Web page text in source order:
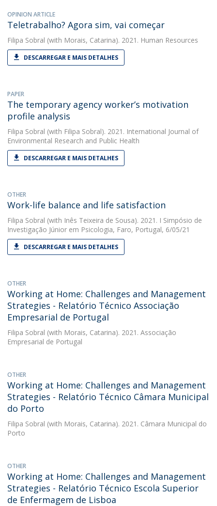
OPINION ARTICLE
Teletrabalho? Agora sim, vai começar
Filipa Sobral (with Morais, Catarina). 2021. Human Resources
DESCARREGAR E MAIS DETALHES
PAPER
The temporary agency worker’s motivation
profile analysis
Filipa Sobral (with Filipa Sobral). 2021. International Journal of
Environmental Research and Public Health
DESCARREGAR E MAIS DETALHES
OTHER
Work-life balance and life satisfaction
Filipa Sobral (with Inês Teixeira de Sousa). 2021. I Simpósio de
Investigação Júnior em Psicologia, Faro, Portugal, 6/05/21
DESCARREGAR E MAIS DETALHES
OTHER
Working at Home: Challenges and Management
Strategies - Relatório Técnico Associação
Empresarial de Portugal
Filipa Sobral (with Morais, Catarina). 2021. Associação
Empresarial de Portugal
OTHER
Working at Home: Challenges and Management
Strategies - Relatório Técnico Câmara Municipal
do Porto
Filipa Sobral (with Morais, Catarina). 2021. Câmara Municipal do
Porto
OTHER
Working at Home: Challenges and Management
Strategies - Relatório Técnico Escola Superior
de Enfermagem de Lisboa